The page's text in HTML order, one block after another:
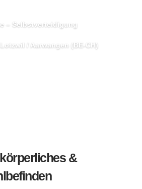
– Selbstverteidigung
/ Aarwangen (BE-CH)
&